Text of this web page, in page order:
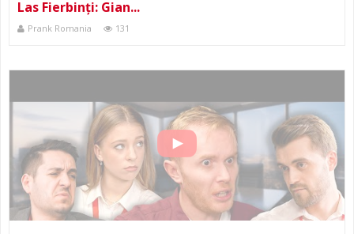
Las Fierbinți: Gian...
Prank Romania 131